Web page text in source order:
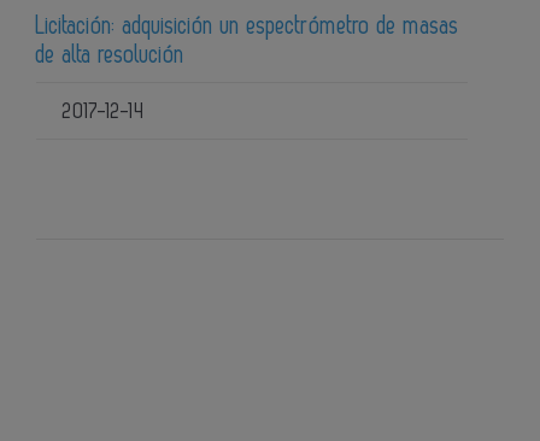
Licitación: adquisición un espectrómetro de masas
de alta resolución
2017-12-14